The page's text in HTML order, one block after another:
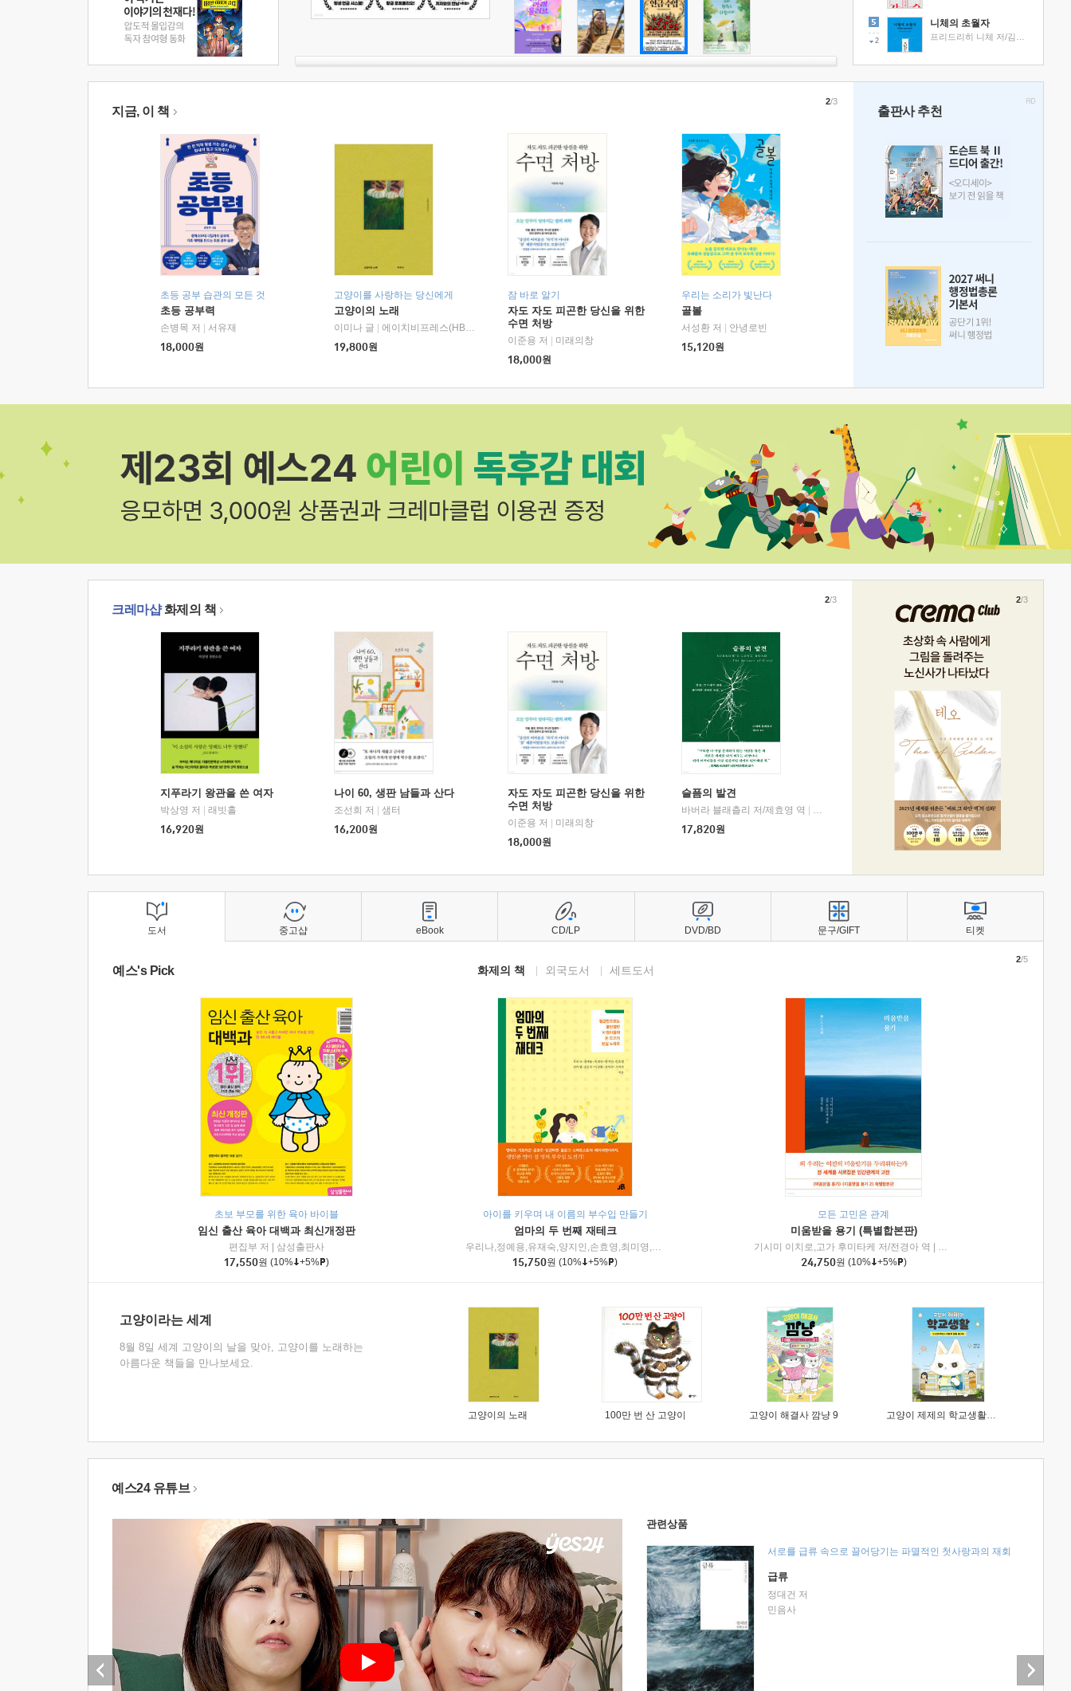
2
니체의 초월자
지금, 이 책
초등 공부 습관의 모든 것
초등 공부력
손병목 저
서유재
18,000원
고양이를 사랑하는 당신에게
고양이의 노래
이미나 글
에이치비프레스(HBPRESS)
19,800원
잠 바로 알기
자도 자도 피곤한 당신을 위한
수면 처방
이준용 저
미래의창
18,000원
우리는 소리가 빛난다
골볼
서성환 저
안녕로빈
15,120원
2/3
출판사 추천
크레마샵화제의 책
지푸라기 왕관을 쓴 여자
박상영 저
래빗홀
16,920원
나이 60, 생판 남들과 산다
조선희 저
샘터
16,200원
자도 자도 피곤한 당신을 위한
수면 처방
이준용 저
미래의창
18,000원
슬픔의 발견
바버라 블래츨리 저/제효영 역
디플롯
17,820원
2/3 2/3
도서
예스's Pick 화제의 책 외국도서 세트도서
초보 부모를 위한 육아 바이블
임신 출산 육아 대백과 최신개정판
편집부 저
삼성출판사
17,550원 (10% +5% )
아이를 키우며 내 이름의 부수입 만들기
엄마의 두 번째 재테크
우리나,정예용,유재숙,양지인,손효영,최미영,조민주,이진현,차미숙,서미숙 저 | 제이브리즈북스
15,750원 (10% +5% )
모든 고민은 관계
미움받을 용기 (특별합본판)
기시미 이치로,고가 후미타케 저/전경아 역
인플루엔셜
24,750원 (10% +5% )
2/5
고양이라는 세계
8월 8일 세계 고양이의 날을 맞아, 고양이를 노래하는
아름다운 책들을 만나보세요.
고양이의 노래 100만 번 산 고양이 고양이 해결사 깜냥 9 고양이 제제의 학교생활 1 : 초등학생이 이렇게 힘들 줄이야
중고샵 eBook CD/LP DVD/BD 문구/GIFT 티켓
예스24 유튜브
관련상품
서로를 급류 속으로 끌어당기는 파멸적인 첫사랑과의 재회
급류
정대건 저
민음사